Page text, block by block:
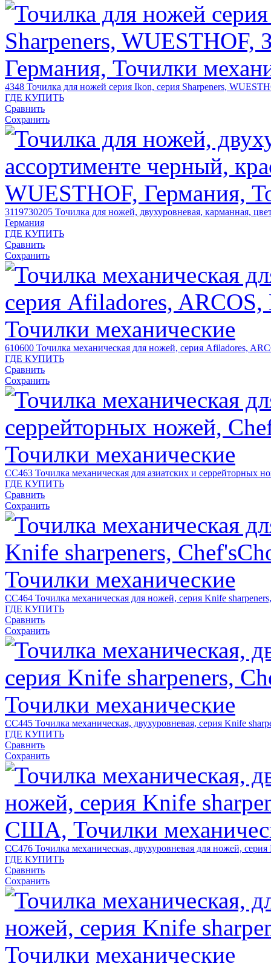
4348 Точилка для ножей серия Ikon, серия Sharpeners,
ГДЕ КУПИТЬ
Сравнить
Сохранить
3119730205 Точилка для ножей, двухуровневая, карманная,
Германия
ГДЕ КУПИТЬ
Сравнить
Сохранить
610600 Точилка механическая для ножей, серия Afiladores,
ГДЕ КУПИТЬ
Сравнить
Сохранить
CC463 Точилка механическая для азиатских и серрейторных
ГДЕ КУПИТЬ
Сравнить
Сохранить
CC464 Точилка механическая для ножей, серия Knife
ГДЕ КУПИТЬ
Сравнить
Сохранить
CC445 Точилка механическая, двухуровневая, серия Knife
ГДЕ КУПИТЬ
Сравнить
Сохранить
CC476 Точилка механическая, двухуровневая для ножей,
ГДЕ КУПИТЬ
Сравнить
Сохранить